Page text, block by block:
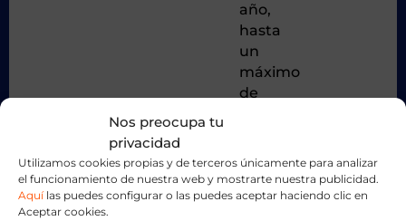
Nos preocupa tu
privacidad
Utilizamos cookies propias y de terceros únicamente para analizar
el funcionamiento de nuestra web y mostrarte nuestra publicidad.
Aquílas puedes configurar o las puedes aceptar haciendo clic en
Aceptar cookies.
año,
hasta
un
máximo
de
al
año.
Acceso